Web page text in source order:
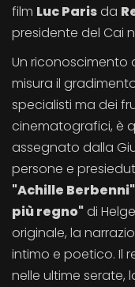
film Luc Parisda
presidente del Cai
Un riconoscimento
misura il
specialisti ma dei
cinematografici, è
assegnato dalla
persone e
"Achille Berbenni"
più regno"di
originale, la
intimo e poetico. Il
nelle ultime serate,